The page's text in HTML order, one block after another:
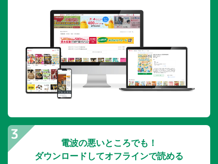
電波の悪いところでも！
ダウンロードしてオフラインで読める